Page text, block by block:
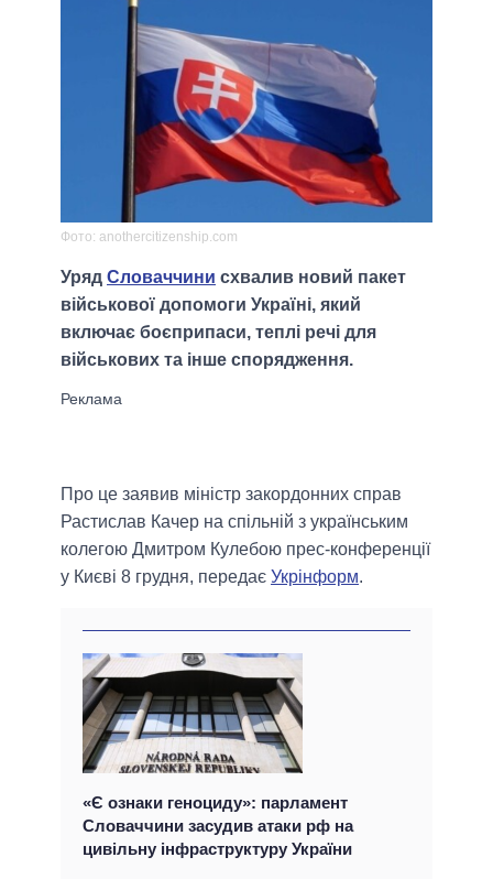
Фото: anothercitizenship.com
Уряд Словаччини схвалив новий пакет
військової допомоги Україні, який
включає боєприпаси, теплі речі для
військових та інше спорядження.
Про це заявив міністр закордонних справ
Растислав Качер на спільній з українським
колегою Дмитром Кулебою прес-конференції
у Києві 8 грудня, передає Укрінформ.
«Є ознаки геноциду»: парламент
Словаччини засудив атаки рф на
цивільну інфраструктуру України